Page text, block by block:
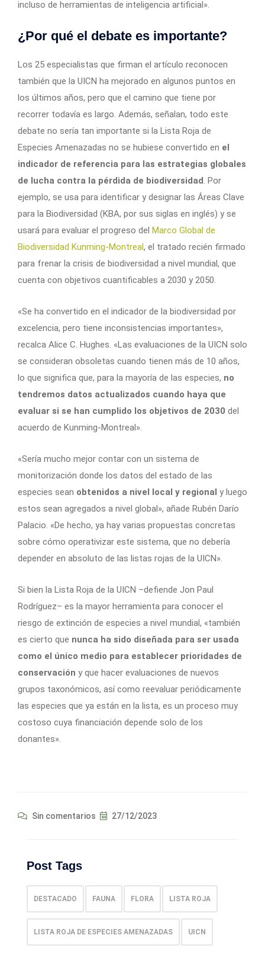
incluso de herramientas de inteligencia artificial».
¿Por qué el debate es importante?
Los 25 especialistas que firman el artículo reconocen
también que la UICN ha mejorado en algunos puntos en
los últimos años, pero que el camino que tiene por
recorrer todavía es largo. Además, señalan, todo este
debate no sería tan importante si la Lista Roja de
Especies Amenazadas no se hubiese convertido en el
indicador de referencia para las estrategias globales
de lucha contra la pérdida de biodiversidad. Por
ejemplo, se usa para identificar y designar las Áreas Clave
para la Biodiversidad (KBA, por sus siglas en inglés) y se
usará para evaluar el progreso del Marco Global de
Biodiversidad Kunming-Montreal, el tratado recién firmado
para frenar la crisis de biodiversidad a nivel mundial, que
cuenta con objetivos cuantificables a 2030 y 2050.
«Se ha convertido en el indicador de la biodiversidad por
excelencia, pero tiene inconsistencias importantes»,
recalca Alice C. Hughes. «Las evaluaciones de la UICN solo
se consideran obsoletas cuando tienen más de 10 años,
lo que significa que, para la mayoría de las especies, no
tendremos datos actualizados cuando haya que
evaluar si se han cumplido los objetivos de 2030 del
acuerdo de Kunming-Montreal».
«Sería mucho mejor contar con un sistema de
monitorización donde los datos del estado de las
especies sean obtenidos a nivel local y regional y luego
estos sean agregados a nivel global», añade Rubén Darío
Palacio. «De hecho, ya hay varias propuestas concretas
sobre cómo operativizar este sistema, que no debería
depender en absoluto de las listas rojas de la UICN».
Si bien la Lista Roja de la UICN –defiende Jon Paul
Rodríguez– es la mayor herramienta para conocer el
riesgo de extinción de especies a nivel mundial, «también
es cierto que nunca ha sido diseñada para ser usada
como el único medio para establecer prioridades de
conservación y que hacer evaluaciones de nuevos
grupos taxonómicos, así como reevaluar periódicamente
las especies que ya están en la lista, es un proceso muy
costoso cuya financiación depende solo de los
donantes».
Sin comentarios 27/12/2023
Post Tags
DESTACADO FAUNA FLORA LISTA ROJA
LISTA ROJA DE ESPECIES AMENAZADAS UICN